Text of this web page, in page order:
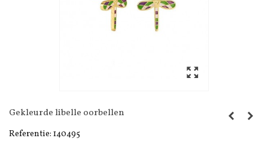
Gekleurde libelle oorbellen
Referentie: 140495